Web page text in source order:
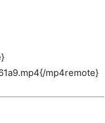
mp4remote}